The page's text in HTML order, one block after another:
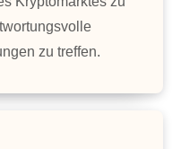
zu treffen.